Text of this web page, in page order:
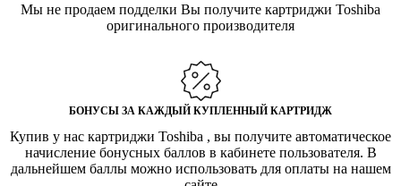
Мы не продаем подделки Вы получите картриджи Toshiba
оригинального производителя
БОНУСЫ ЗА КАЖДЫЙ КУПЛЕННЫЙ КАРТРИДЖ
Купив у нас картриджи Toshiba , вы получите автоматическое
начисление бонусных баллов в кабинете пользователя. В
дальнейшем баллы можно использовать для оплаты на нашем